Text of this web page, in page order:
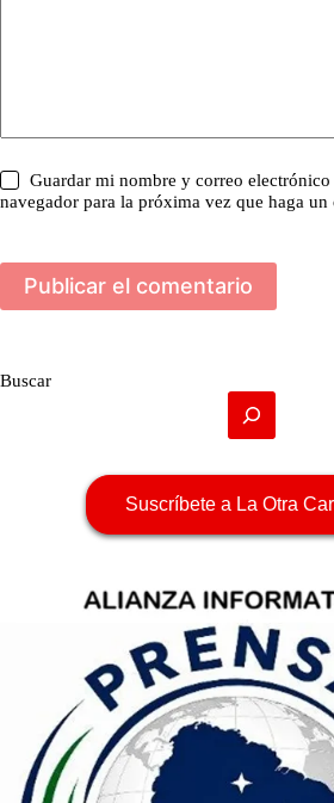
Guardar mi nombre y correo electrónico
navegador para la próxima vez que haga un
Publicar el comentario
Buscar
Suscríbete a La Otra